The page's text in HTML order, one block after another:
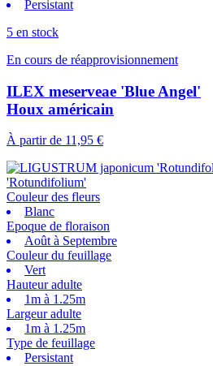
Persistant
5 en stock
En cours de réapprovisionnement
ILEX meserveae 'Blue Angel'
Houx américain
À partir de 11,95 €
Couleur des fleurs
Blanc
Epoque de floraison
Août à Septembre
Couleur du feuillage
Vert
Hauteur adulte
1m à 1.25m
Largeur adulte
1m à 1.25m
Type de feuillage
Persistant